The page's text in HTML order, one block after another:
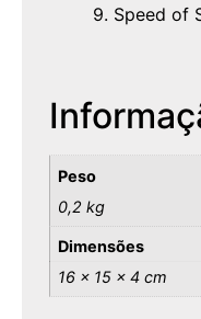
9. Speed of
Peso
0,2 kg
Dimensões
16 × 15 × 4 cm